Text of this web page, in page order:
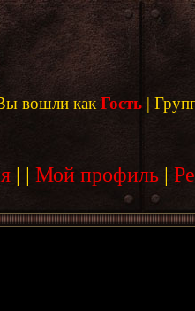
вошли как Гость |
| | Мой профиль |